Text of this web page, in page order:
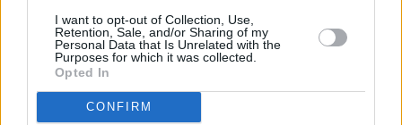
I want to opt-out of Collection, Use,
Retention, Sale, and/or Sharing of my
Personal Data that Is Unrelated with the
Purposes for which it was collected.
Opted In
CONFIRM